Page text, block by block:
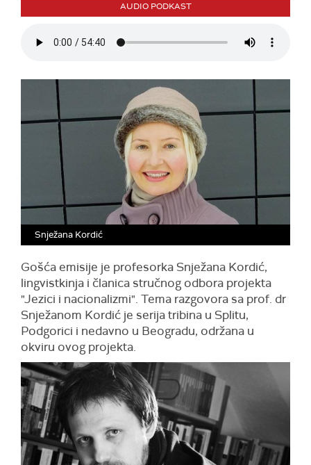
AUDIO PODKAST
Snježana Kordić
Gošća emisije je profesorka Snježana Kordić,
lingvistkinja i članica stručnog odbora projekta
"Jezici i nacionalizmi". Tema razgovora sa prof. dr
Snježanom Kordić je serija tribina u Splitu,
Podgorici i nedavno u Beogradu, održana u
okviru ovog projekta.